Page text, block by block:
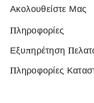
Ακολουθείστε Μας
Πληροφορίες
Εξυπηρέτηση
Πληροφορίες